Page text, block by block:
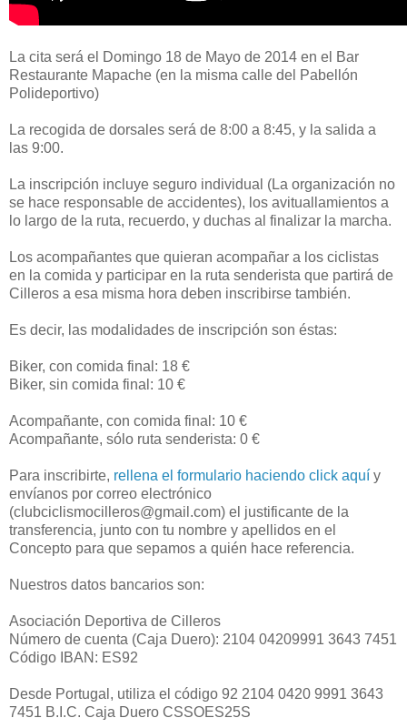
La cita será el Domingo 18 de Mayo de 2014 en el Bar
Restaurante Mapache (en la misma calle del Pabellón
Polideportivo)
La recogida de dorsales será de 8:00 a 8:45, y la salida a
las 9:00.
La inscripción incluye seguro individual (La organización no
se hace responsable de accidentes), los avituallamientos a
lo largo de la ruta, recuerdo, y duchas al finalizar la marcha.
Los acompañantes que quieran acompañar a los ciclistas
en la comida y participar en la ruta senderista que partirá de
Cilleros a esa misma hora deben inscribirse también.
Es decir, las modalidades de inscripción son éstas:
Biker, con comida final: 18 €
Biker, sin comida final: 10 €
Acompañante, con comida final: 10 €
Acompañante, sólo ruta senderista: 0 €
Para inscribirte, rellena el formulario haciendo click aquí y
envíanos por correo electrónico
(clubciclismocilleros@gmail.com) el justificante de la
transferencia, junto con tu nombre y apellidos en el
Concepto para que sepamos a quién hace referencia.
Nuestros datos bancarios son:
Asociación Deportiva de Cilleros
Número de cuenta (Caja Duero): 2104 04209991 3643 7451
Código IBAN: ES92
Desde Portugal, utiliza el código 92 2104 0420 9991 3643
7451 B.I.C. Caja Duero CSSOES25S